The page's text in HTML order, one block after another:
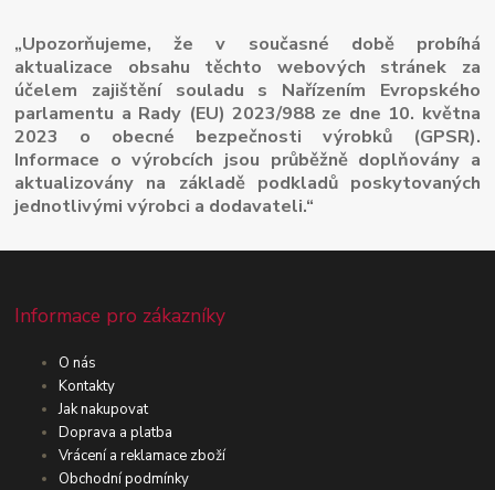
„Upozorňujeme, že v současné době probíhá
aktualizace obsahu těchto webových stránek za
účelem zajištění souladu s Nařízením Evropského
parlamentu a Rady (EU) 2023/988 ze dne 10. května
2023 o obecné bezpečnosti výrobků (GPSR).
Informace o výrobcích jsou průběžně doplňovány a
aktualizovány na základě podkladů poskytovaných
jednotlivými výrobci a dodavateli.“
Informace pro zákazníky
O nás
Kontakty
Jak nakupovat
Doprava a platba
Vrácení a reklamace zboží
Obchodní podmínky